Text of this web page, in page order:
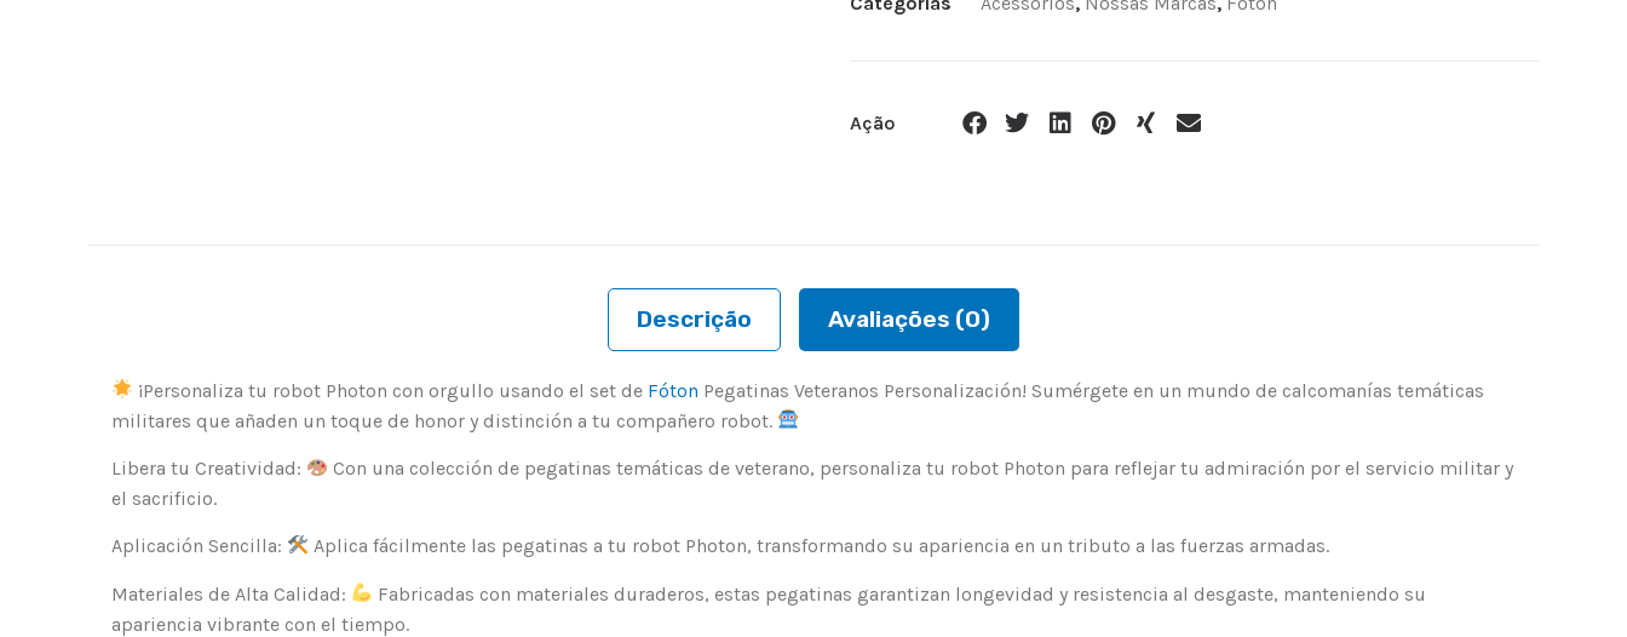
Ação
Descrição Avaliações (0)
¡Personaliza tu robot Photon con orgullo usando el set de Fóton Pegatinas Veteranos Personalización! Sumérgete en un mundo de calcomanías temáticas
militares que añaden un toque de honor y distinción a tu compañero robot.
Libera tu Creatividad:
Con una colección de pegatinas temáticas de veterano, personaliza tu robot Photon para reflejar tu admiración por el servicio militar y
el sacrificio.
Aplicación Sencilla: Aplica fácilmente las pegatinas a tu robot Photon, transformando su apariencia en un tributo a las fuerzas armadas.
Materiales de Alta Calidad:
Fabricadas con materiales duraderos, estas pegatinas garantizan longevidad y resistencia al desgaste, manteniendo su
apariencia vibrante con el tiempo.